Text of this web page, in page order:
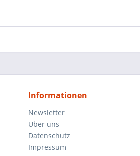
Informationen
Newsletter
Über uns
Datenschutz
Impressum